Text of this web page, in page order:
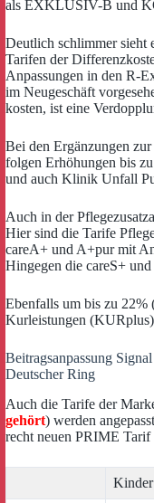
als EXKLUSIV-B und
Deutlich schlimmer sieht
Tarifen der
Anpassungen in den R-
im Neugeschäft
kosten, ist eine
Bei den Ergänzungen
folgen Erhöhungen bis
und auch Klinik Unfall
Auch in der
Hier sind die Tarife
careA+ und A+pur mit
Hingegen die careS+
Ebenfalls um bis zu
Kurleistungen (KURplus)
Beitragsanpassung
Deutscher Ring
Auch die Tarife der
gehört) werden
recht neuen PRIME
Kinder